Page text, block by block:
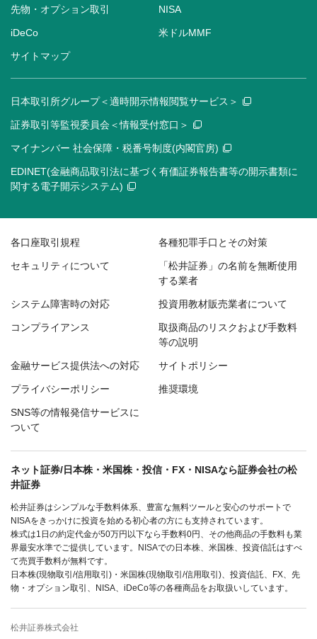
先物・オプション取引 NISA
iDeCo 米ドルMMF
サイトマップ
日本取引所グループ＜適時開示情報閲覧サービス＞
証券取引等監視委員会＜情報受付窓口＞
マイナンバー 社会保障・税番号制度(内閣官房)
EDINET(金融商品取引法に基づく有価証券報告書等の開示書類に
関する電子開示システム)
各口座取引規程 各種犯罪手口とその対策
セキュリティについて
「松井証券」の名前を無断使用
する業者
システム障害時の対応 投資用教材販売業者について
コンプライアンス
取扱商品のリスクおよび手数料
等の説明
金融サービス提供法への対応 サイトポリシー
プライバシーポリシー 推奨環境
SNS等の情報発信サービスに
ついて
ネット証券/日本株・米国株・投信・FX・NISAなら証券会社の松
井証券
松井証券はシンプルな手数料体系、豊富な無料ツールと安心のサポートで
NISAをきっかけに投資を始める初心者の方にも支持されています。
株式は1日の約定代金が50万円以下なら手数料0円、その他商品の手数料も業
界最安水準でご提供しています。NISAでの日本株、米国株、投資信託はすべ
て売買手数料が無料です。
日本株(現物取引/信用取引)・米国株(現物取引/信用取引)、投資信託、FX、先
物・オプション取引、NISA、iDeCo等の各種商品をお取扱いしています。
松井証券株式会社